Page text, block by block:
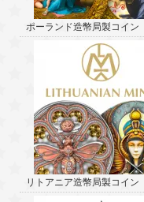
ポーランド造幣局製コイン
リトアニア造幣局製コイン